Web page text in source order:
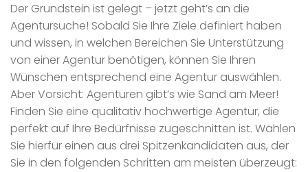
Der Grundstein ist gelegt – jetzt geht’s an die
Agentursuche! Sobald Sie Ihre Ziele definiert haben
und wissen, in welchen Bereichen Sie Unterstützung
von einer Agentur benötigen, können Sie Ihren
Wünschen entsprechend eine Agentur auswählen.
Aber Vorsicht: Agenturen gibt’s wie Sand am Meer!
Finden Sie eine qualitativ hochwertige Agentur, die
perfekt auf Ihre Bedürfnisse zugeschnitten ist. Wählen
Sie hierfür einen aus drei Spitzenkandidaten aus, der
Sie in den folgenden Schritten am meisten überzeugt: